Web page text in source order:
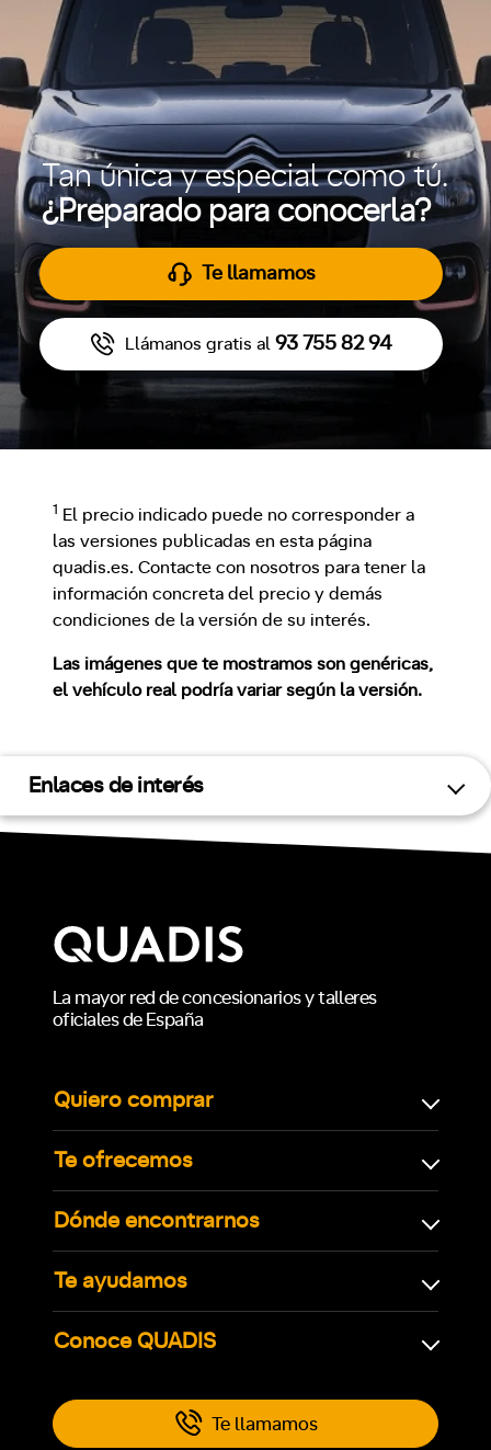
Tan única y especial como tú.
¿Preparado para conocerla?
Te llamamos
Llámanos gratis al 93 755 82 94
1
El precio indicado puede no corresponder a
las versiones publicadas en esta página
quadis.es. Contacte con nosotros para tener la
información concreta del precio y demás
condiciones de la versión de su interés.
Las imágenes que te mostramos son genéricas,
el vehículo real podría variar según la versión.
Enlaces de interés
La mayor red de concesionarios y talleres
oficiales de España
Quiero comprar
Te ofrecemos
Dónde encontrarnos
Te ayudamos
Conoce QUADIS
Te llamamos